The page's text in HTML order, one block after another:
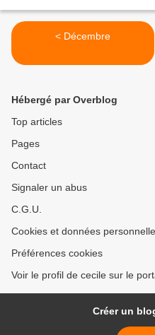
< Décembre
Hébergé par Overblog
Top articles
Pages
Contact
Signaler un abus
C.G.U.
Cookies et données
Préférences cookies
Voir le profil de cecile sur le
Créer un